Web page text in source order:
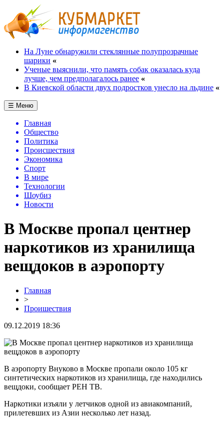
На Луне обнаружили стеклянные полупрозрачные
шарики «
Ученые выяснили, что память собак оказалась куда
лучше, чем предполагалось ранее «
В Киевской области двух подростков унесло на льдине «
☰ Меню
Главная
Общество
Политика
Происшествия
Экономика
Спорт
В мире
Технологии
Шоубиз
Новости
В Москве пропал центнер
наркотиков из хранилища
вещдоков в аэропорту
Главная
>
Проишествия
09.12.2019 18:36
В аэропорту Внуково в Москве пропали около 105 кг
синтетических наркотиков из хранилища, где находились
вещдоки, сообщает РЕН ТВ.
Наркотики изъяли у летчиков одной из авиакомпаний,
прилетевших из Азии несколько лет назад.